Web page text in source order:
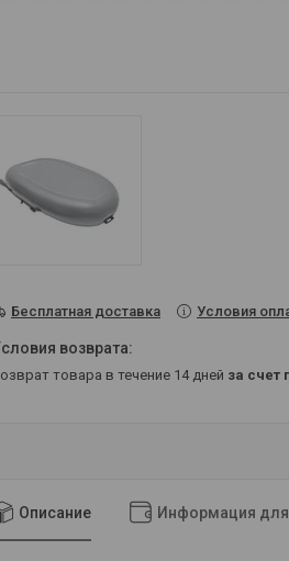
Бесплатная доставка Условия
возврат товара в течение 14 дней за счет
Описание Информация для